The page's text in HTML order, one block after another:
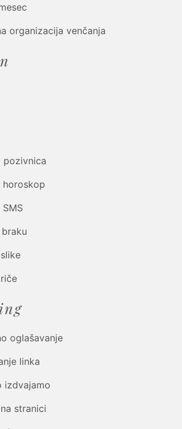
organizacija venčanja
pozivnica
horoskop
oglašavanje
linka
izdvajamo
stranici